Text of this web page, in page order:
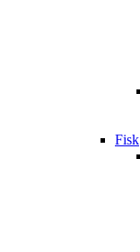
Fisk